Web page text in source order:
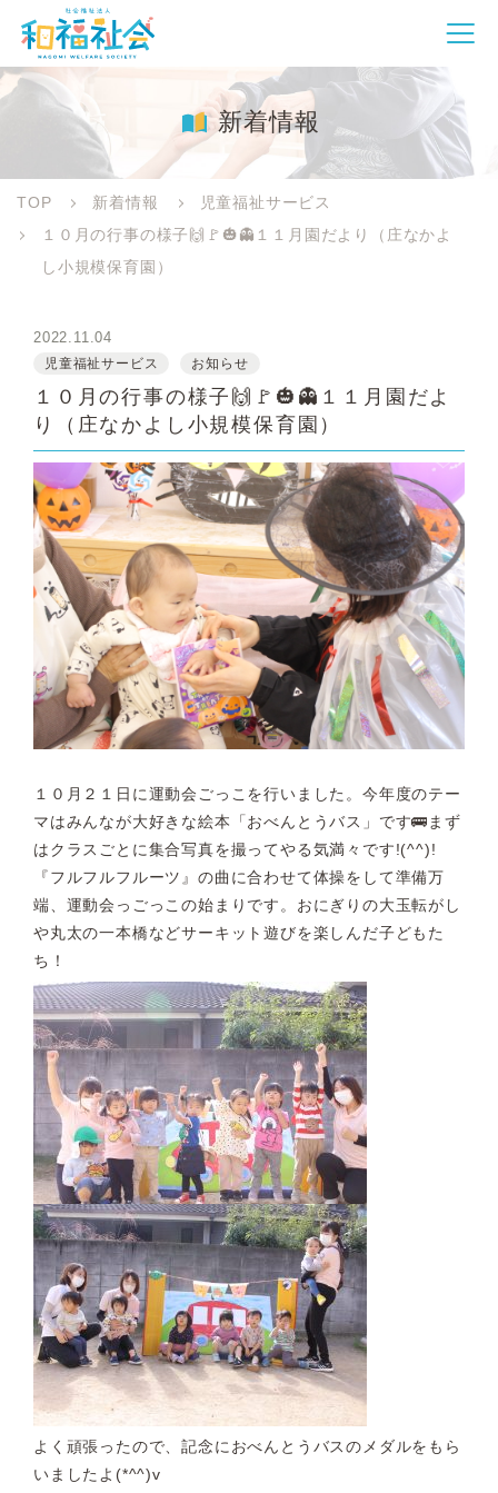
新着情報
TOP 新着情報
児童福祉サービス
１０月の行事の様子🙌🚩🎃👻１１月園だより（庄なかよ
し小規模保育園）
2022.11.04
児童福祉サービス お知らせ
１０月の行事の様子🙌🚩🎃👻１１月園だよ
り（庄なかよし小規模保育園）
１０月２１日に運動会ごっこを行いました。今年度のテー
マはみんなが大好きな絵本「おべんとうバス」です🚌まず
はクラスごとに集合写真を撮ってやる気満々です!(^^)!
『フルフルフルーツ』の曲に合わせて体操をして準備万
端、運動会っごっこの始まりです。おにぎりの大玉転がし
や丸太の一本橋などサーキット遊びを楽しんだ子どもた
ち！
よく頑張ったので、記念におべんとうバスのメダルをもら
いましたよ(*^^)v